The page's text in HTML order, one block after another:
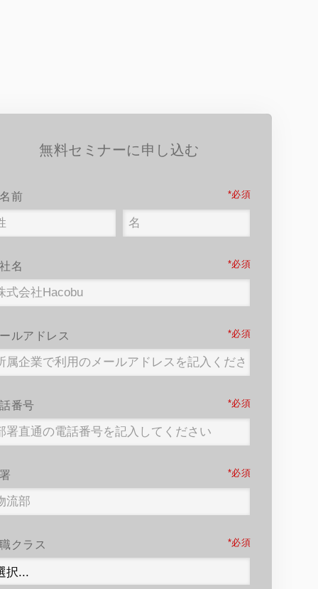
無料セミナーに申し込む
前 *
*
名
*
ルアドレス
*
番号
*
*
クラス